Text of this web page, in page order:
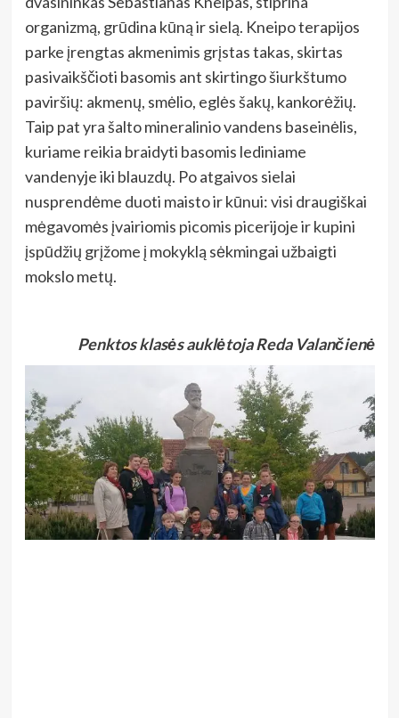
organizmą, grūdina kūną ir sielą. Kneipo terapijos
parke įrengtas akmenimis grįstas takas, skirtas
pasivaikščioti basomis ant skirtingo šiurkštumo
paviršių: akmenų, smėlio, eglės šakų, kankorėžių.
Taip pat yra šalto mineralinio vandens baseinėlis,
kuriame reikia braidyti basomis lediniame
vandenyje iki blauzdų. Po atgaivos sielai
nusprendėme duoti maisto ir kūnui: visi draugiškai
mėgavomės įvairiomis picomis picerijoje ir kupini
įspūdžių grįžome į mokyklą sėkmingai užbaigti
mokslo metų.
Penktos klasės auklėtoja Reda Valančienė